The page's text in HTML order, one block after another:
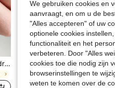
Koreaanse & Japanse stijl gedroogde bloemen nagelkunst decoratieset - 3D levendige zelfklevende bloemdecoraties met glitters, meerdere kleurkeuzes, geschikt voor DIY nagelkunst, kaarsen en zeep maken, salonkwaliteit thuis nagelverzorging benodigdheden nagelcharms
15.98€
We gebruiken cookies en
aanvraagt, en om u de
"Alles accepteren" of uw
optionele cookies
functionaliteit en het
verbeteren. Door "Alles
cookies toe die nodig zijn
browserinstellingen te
weten te komen over de